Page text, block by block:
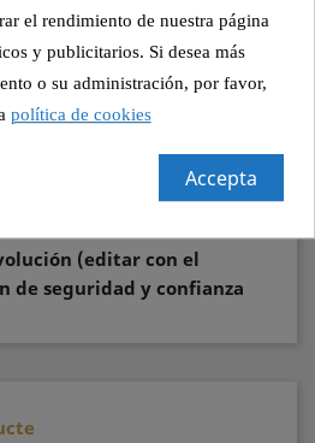
(editar con el módulo
y confianza para el
y confianza para el
(editar con el
de seguridad y confianza
el rendimiento de nuestra página
y publicitarios. Si desea más
o su administración, por favor,
política de cookies
Accepta